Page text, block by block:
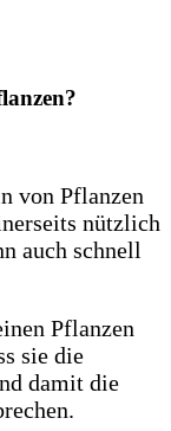
von Pflanzen
nützlich
auch schnell
Pflanzen
sie die
damit die